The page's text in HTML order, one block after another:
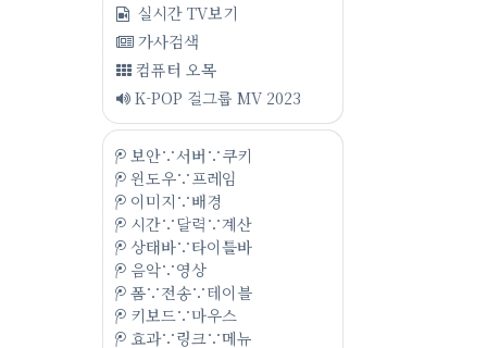
실시간 TV보기
가사검색
컴퓨터 오목
K-POP 걸그룹 MV 2023
보안∵서버∵쿠키
윈도우∵프레임
이미지∵배경
시간∵달력∵계산
상태바∵타이틀바
음악∵영상
폼∵전송∵테이블
키보드∵마우스
효과∵링크∵메뉴